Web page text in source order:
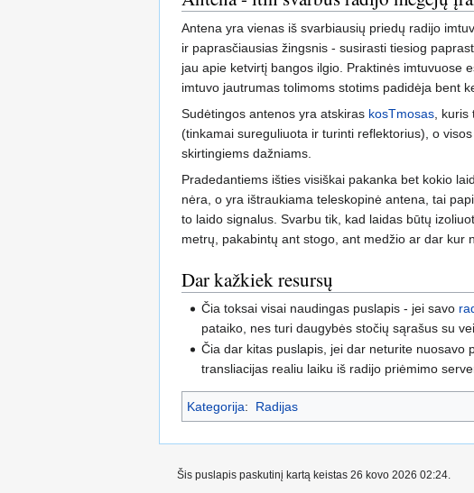
Antena yra vienas iš svarbiausių priedų radijo
ir paprasčiausias žingsnis - susirasti tiesiog
jau apie ketvirtį bangos ilgio. Praktinės imtuvuose
imtuvo jautrumas tolimoms stotims padidėja bent
Sudėtingos antenos yra atskiras kosTmosas, kuris
(tinkamai sureguliuota ir turinti reflektorius), o
skirtingiems dažniams.
Pradedantiems išties visiškai pakanka bet kokio
nėra, o yra ištraukiama teleskopinė antena, tai
to laido signalus. Svarbu tik, kad laidas būtų
metrų, pakabintų ant stogo, ant medžio ar dar kur
Dar kažkiek resursų
Čia toksai visai naudingas puslapis - jei savo
pataiko, nes turi daugybės stočių sąrašus su
Čia dar kitas puslapis, jei dar neturite nuosavo
transliacijas realiu laiku iš radijo priėmimo
Kategorija: Radijas
Šis puslapis paskutinį kartą keistas 26 kovo 2026 02:24.